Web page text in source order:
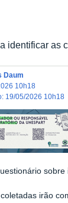
identificar as
Daum
10h18
: 19/05/2026 10h18
irão